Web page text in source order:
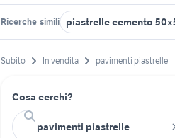
Ricerche simili piastrelle cemento
Subito In vendita pavimenti piastrelle
Cosa cerchi?